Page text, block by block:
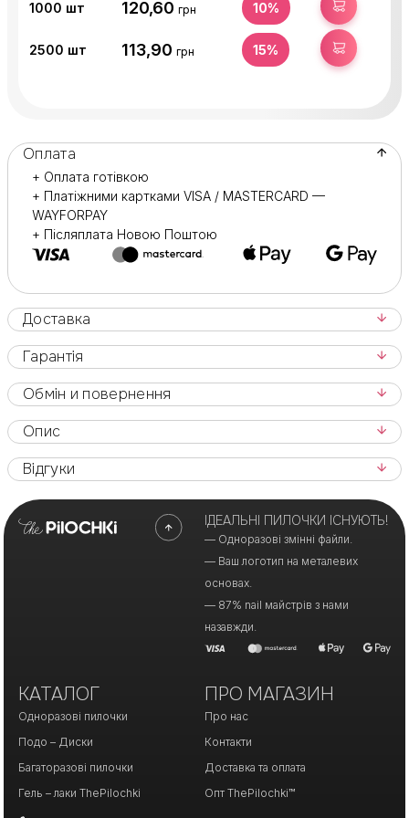
1000 шт 120,60 грн 10% КУПИТИ
2500 шт 113,90 грн 15% КУПИТИ
Оплата
+ Оплата готівкою
+ Платіжними картками VISA / MASTERCARD —
WAYFORPAY
+ Післяплата Новою Поштою
Доставка
Гарантія
Обмін и повернення
Опис
Відгуки
ІДЕАЛЬНІ ПИЛОЧКИ ІСНУЮТЬ!
— Одноразові змінні файли.
— Ваш логотип на металевих
основах.
— 87% nail майстрів з нами
назавжди.
КАТАЛОГ
Одноразові пилочки
Подо – Диски
Багаторазові пилочки
Гель – лаки ThePilochki
ПРО МАГАЗИН
Про нас
Контакти
Доставка та оплата
Опт ThePilochki™